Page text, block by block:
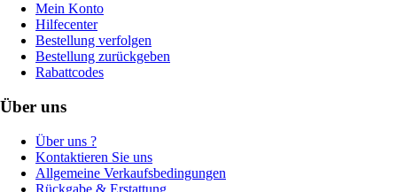
Mein Konto
Hilfecenter
Bestellung verfolgen
Bestellung zurückgeben
Rabattcodes
Über uns
Über uns ?
Kontaktieren Sie uns
Allgemeine Verkaufsbedingungen
Rückgabe & Erstattung